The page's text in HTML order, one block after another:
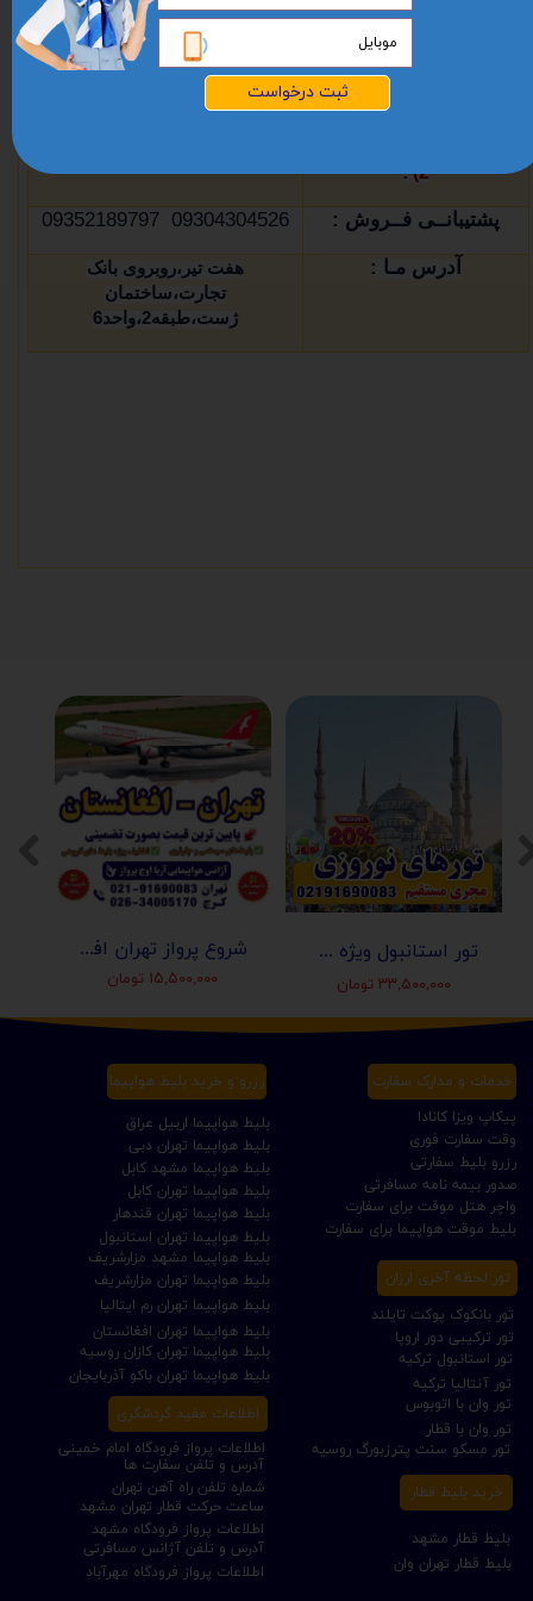
خط مستقیم 09354440427
(کـرج شماره
02634005170 02634005160
2) :
پشتیبانــی فــروش :
09304304526 09352189797
آدرس مـا :
هفت تیر،روبروی بانک
تجارت،ساختمان
ژست،طبقه2،واحد6
شروع پرواز تهران افغانستان (کابل-مزارشریف-هرات-قندهار)
۱۵,۵۰۰,۰۰۰ تومان
تور استانبول ویژه عید نوروز 1405 | مجری مستقیم ✈️
۳۳,۵۰۰,۰۰۰ تومان
تور ترکیبی دور اروپا
رزرو بلیط سفارتی
پیکاپ ویزا کانادا
بلیط هواپیما تهران کابل
بلیط هواپیما تهران مزارشریف
بلیط هواپیما مشهد کابل
بلیط هواپیما تهران قندهار
بلیط هواپیما تهران افغانستان
بلیط هواپیما مشهد مزارشریف
بلیط قطار تهران وان
بلیط قطار مشهد
بلیط موقت هواپیما برای سفارت
واچر هتل موقت برای سفارت
بلیط هواپیما تهران رم ایتالیا
اطلاعات پرواز فرودگاه امام خمینی
بلیط هواپیما تهران دبی
بلیط هواپیما تهران باکو آذربایجان
بلیط هواپیما تهران استانبول
بلیط هواپیما تهران کازان روسیه
بلیط هواپیما اربیل عراق
صدور بیمه نامه مسافرتی
تور آنتالیا ترکیه
تور استانبول ترکیه
تور مسکو سنت پترزبورگ روسیه
تور وان با قطار
تور بانکوک پوکت تایلند
تور وان با اتوبوس
ساعت حرکت قطار تهران مشهد
خرید بلیط قطار
خدمات و مدارک سفارت رزرو و خرید بلیط هواپیما
تور لحظه آخری ارزان
شماره تلفن راه آهن تهران
وقت سفارت فوری
اطلاعات پرواز فرودگاه مهرآباد
اطلاعات پرواز فرودگاه مشهد
آدرس و تلفن سفارت ها
آدرس و تلفن آژانس مسافرتی
اطلاعات مفید گردشگری
ثبت درخواست